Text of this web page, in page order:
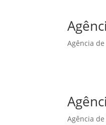
Agência
Agência